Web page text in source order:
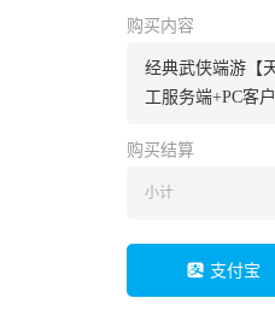
购买内容
经典武侠端游【
工服务端+PC客
购买结算
小计
支付宝